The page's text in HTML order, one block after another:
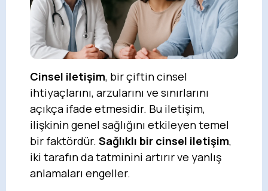
Cinsel iletişim, bir çiftin cinsel
ihtiyaçlarını, arzularını ve sınırlarını
açıkça ifade etmesidir. Bu iletişim,
ilişkinin genel sağlığını etkileyen temel
bir faktördür. Sağlıklı bir cinsel iletişim,
iki tarafın da tatminini artırır ve yanlış
anlamaları engeller.